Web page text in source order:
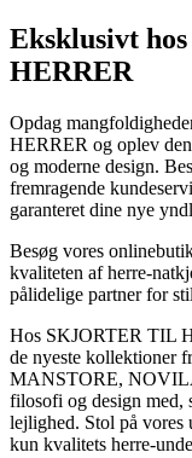
Eksklusivt
HERRER
Opdag
HERRER og oplev
og moderne design.
fremragende
garanteret dine nye
Besøg vores
kvaliteten af herre-
pålidelige partner for
Hos SKJORTER TIL
de nyeste kollektioner
MANSTORE,
filosofi og design med,
lejlighed. Stol på vores
kun kvalitets herre-